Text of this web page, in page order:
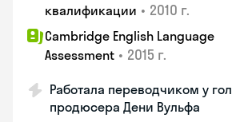
квалификации • 2010 г.
Cambridge English Language
Assessment • 2015 г.
Работала переводчиком у
продюсера Дени Вульфа